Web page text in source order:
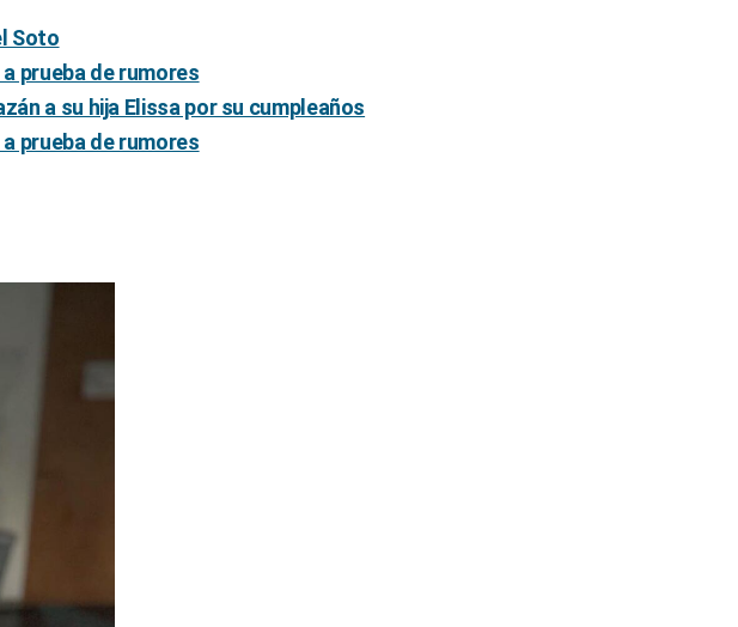
Soto
prueba de rumores
a su hija Elissa por su cumpleaños
prueba de rumores